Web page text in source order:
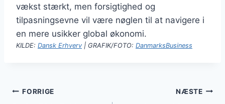
vækst stærkt, men forsigtighed og
tilpasningsevne vil være nøglen til at navigere i
en mere usikker global økonomi.
KILDE: Dansk Erhverv | GRAFIK/FOTO: DanmarksBusiness
Indlægsnavigation
FORRIGE NÆSTE